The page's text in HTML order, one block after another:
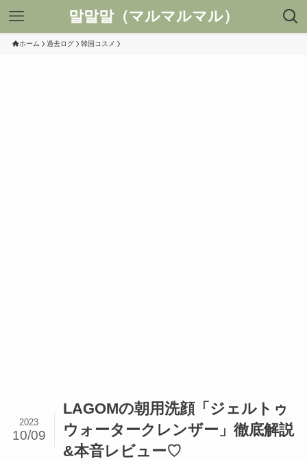
말말말（マルマルマル）
ホーム 過去ログ 韓国コスメ
LAGOMの朝用洗顔「ジェルトゥ
ウォータークレンザー」徹底解説
&本音レビュー♡
2023
10/09